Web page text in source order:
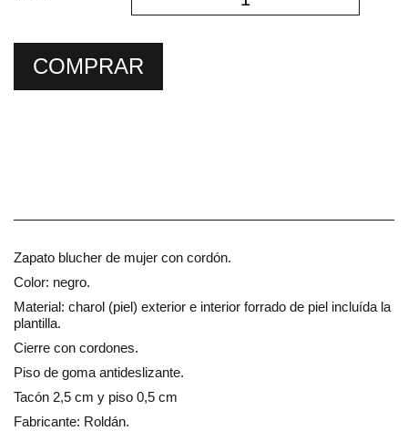
COMPRAR
Zapato blucher de mujer con cordón.
Color: negro.
Material: charol (piel) exterior e interior forrado de piel incluída la
plantilla.
Cierre con cordones.
Piso de goma antideslizante.
Tacón 2,5 cm y piso 0,5 cm
Fabricante: Roldán.